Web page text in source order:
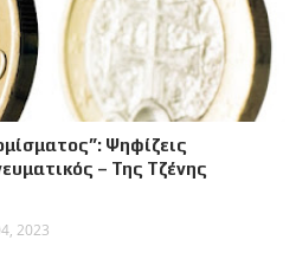
Ψηφίζεις
– Της Τζένης
2023